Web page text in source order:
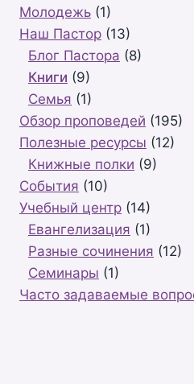
Молодежь (1)
Наш Пастор (13)
Блог Пастора (8)
Книги (9)
Семья (1)
Обзор проповедей (195)
Полезные ресурсы (12)
Книжные полки (9)
События (10)
Учебный центр (14)
Евангелизация (1)
Разные сочинения (12)
Семинары (1)
Часто задаваемые